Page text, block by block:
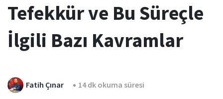
Tefekkür ve Bu Süreçle
İlgili Bazı Kavramlar
Fatih Çınar 14 dk okuma süresi